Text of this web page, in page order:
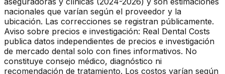
nacionales que varían según el proveedor y la
ubicación. Las correcciones se registran públicamente.
Aviso sobre precios e investigación: Real Dental Costs
publica datos independientes de precios e investigación
de mercado dental solo con fines informativos. No
constituye consejo médico, diagnóstico ni
recomendación de tratamiento. Los costos varían según